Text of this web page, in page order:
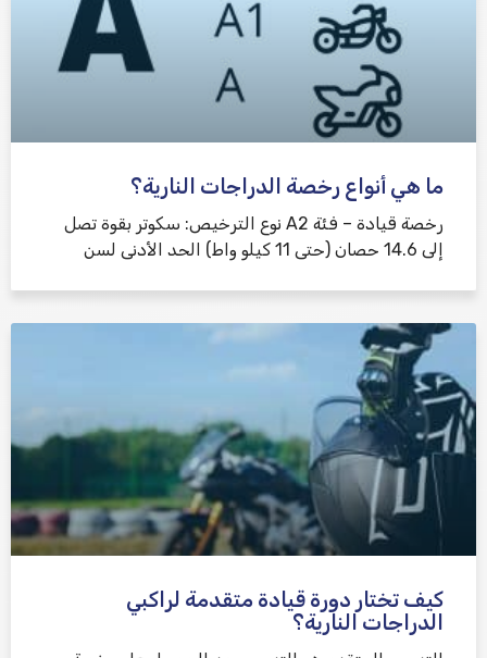
ما هي أنواع رخصة الدراجات النارية؟
رخصة قيادة – فئة A2 نوع الترخيص: سكوتر بقوة تصل
إلى 14.6 حصان (حتى 11 كيلو واط) الحد الأدنى لسن
كيف تختار دورة قيادة متقدمة لراكبي
الدراجات النارية؟